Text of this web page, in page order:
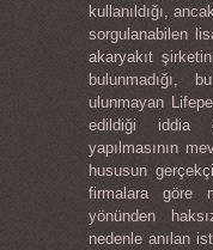
kullanıldığı,
sorgulanabilen
akaryakıt
bulunmadığı,
ulunmayan
edildiği iddia
yapılmasının
hususun
firmalara göre
yönünden
nedenle anılan